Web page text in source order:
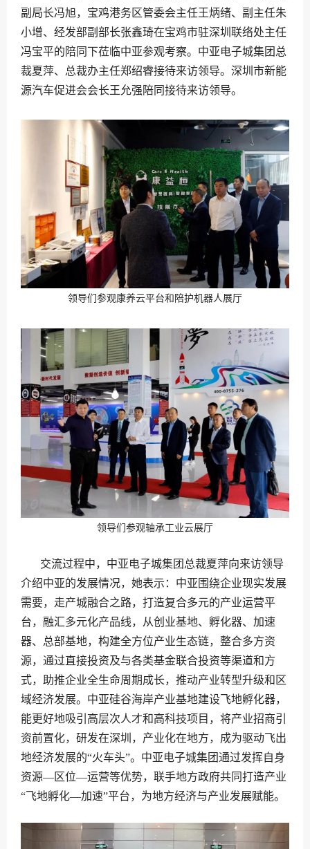
副局长冯旭，宝鸡港务区管委会主任王炳绪、副主任朱
小增、经发部副部长张鑫琦在宝鸡市驻深圳联络处主任
冯宝平的陪同下莅临中亚参观考察。中亚电子城集团总
裁夏萍、总裁办主任郑绍睿接待来访领导。深圳市新能
源汽车促进会会长王允强陪同接待来访领导。
领导们参观康养云平台和陪护机器人展厅
领导们参观轴承工业云展厅
交流过程中，中亚电子城集团总裁夏萍向来访领导
介绍中亚的发展情况，她表示：中亚围绕企业现实发展
需要，走产城融合之路，打造复合多元的产业运营平
台，融汇多元化产品线，从创业基地、孵化器、加速
器、总部基地，构建全方位产业生态链，整合多方资
源，通过直接投资及与各类基金联合投资等渠道和方
式，助推企业全生命周期成长，推动产业转型升级和区
域经济发展。中亚硅谷海岸产业基地建设飞地孵化器，
能更好地吸引高层次人才和高科技项目，将产业招商引
资前置化，研发在深圳，产业化在地方，成为驱动飞出
地经济发展的“火车头”。中亚电子城集团通过发挥自身
资源—区位—运营等优势，联手地方政府共同打造产业
“飞地孵化—加速”平台，为地方经济与产业发展赋能。